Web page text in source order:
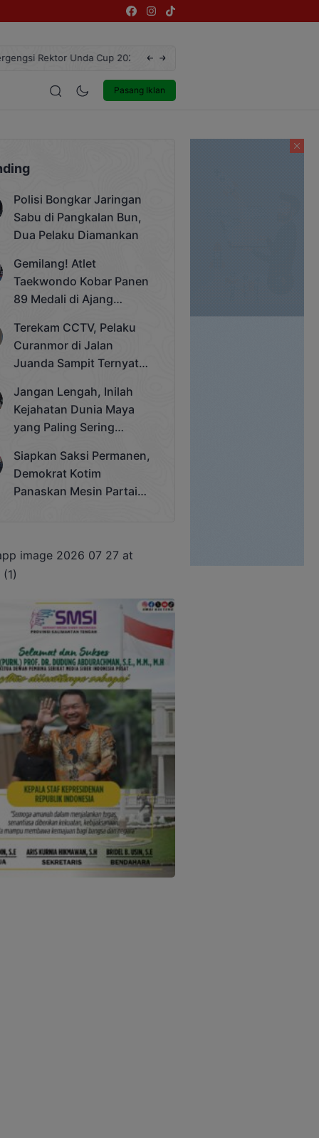
Rektor Unda Cup 2025 Terekam CCTV, Pelaku Curanmor di Jalan
Pasang Iklan
Entertainment
Polisi Bongkar Jaringan
Sabu di Pangkalan Bun,
Dua Pelaku Diamankan
Gemilang! Atlet
Taekwondo Kobar Panen
89 Medali di Ajang
Cup 2025
Terekam CCTV, Pelaku
Curanmor di Jalan
Juanda Sampit Ternyata
Jangan Lengah, Inilah
Kejahatan Dunia Maya
yang Paling Sering
Siapkan Saksi Permanen,
Demokrat Kotim
Panaskan Mesin Partai